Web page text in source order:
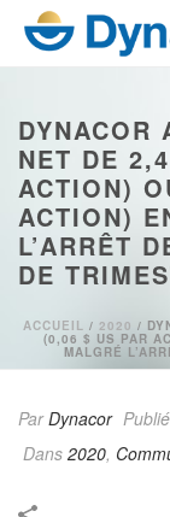
DYNACOR
NET DE
ACTION)
ACTION)
L’ARRÊT
DE
ACCUEIL / 2020 /
(0,06 $ US PAR
MALGRÉ
ParDynacor Publié
Dans 2020,